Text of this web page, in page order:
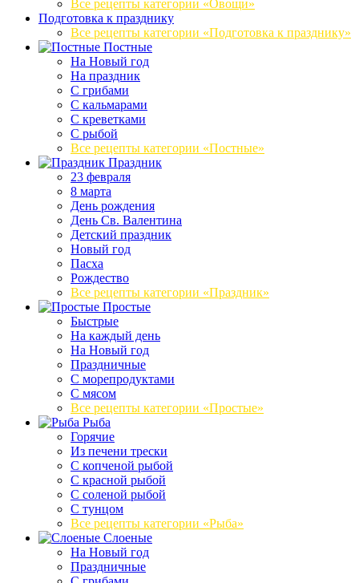
Все рецепты категории «Овощи»
Подготовка к празднику
Все рецепты категории «Подготовка к празднику»
Постные
На Новый год
На праздник
С грибами
С кальмарами
С креветками
С рыбой
Все рецепты категории «Постные»
Праздник
23 февраля
8 марта
День рождения
День Св. Валентина
Детский праздник
Новый год
Пасха
Рождество
Все рецепты категории «Праздник»
Простые
Быстрые
На каждый день
На Новый год
Праздничные
С морепродуктами
С мясом
Все рецепты категории «Простые»
Рыба
Горячие
Из печени трески
С копченой рыбой
С красной рыбой
С соленой рыбой
С тунцом
Все рецепты категории «Рыба»
Слоеные
На Новый год
Праздничные